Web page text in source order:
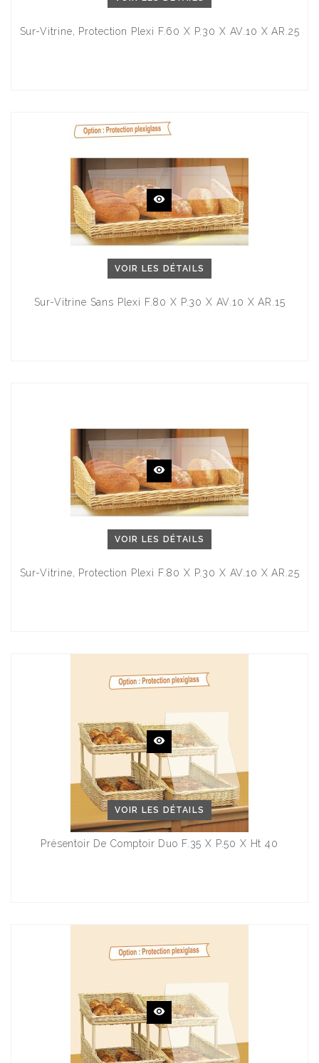
Sur-Vitrine, Protection Plexi F.60 X P.30 X AV.10 X AR.25
VOIR LES DÉTAILS
Sur-Vitrine Sans Plexi F.80 X P.30 X AV.10 X AR.15
VOIR LES DÉTAILS
Sur-Vitrine, Protection Plexi F.80 X P.30 X AV.10 X AR.25
VOIR LES DÉTAILS
Présentoir De Comptoir Duo F.35 X P.50 X Ht 40